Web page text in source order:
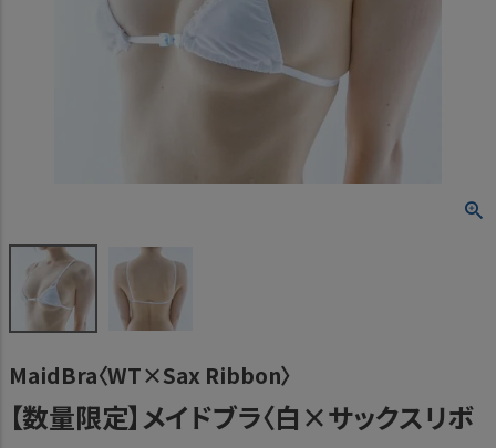
MaidBra〈WT×Sax Ribbon〉
【数量限定】メイドブラ〈白×サックスリボ